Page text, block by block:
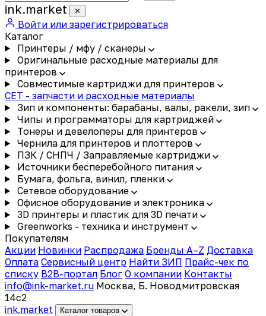
ink.market ✕
Войти или зарегистрироваться
Каталог
Принтеры / мфу / сканеры
Оригинальные расходные материалы для
принтеров
Совместимые картриджи для принтеров
CET - запчасти и расходные материалы
Зип и компоненты: барабаны, валы, ракели, зип
Чипы и программаторы для картриджей
Тонеры и девелоперы для принтеров
Чернила для принтеров и плоттеров
ПЗК / СНПЧ / Заправляемые картриджи
Источники бесперебойного питания
Бумага, фольга, винил, пленки
Сетевое оборудование
Офисное оборудование и электроника
3D принтеры и пластик для 3D печати
Greenworks - техника и инструмент
Покупателям
Акции Новинки Распродажа Бренды A–Z Доставка
Оплата Сервисный центр Найти ЗИП Прайс-чек по
списку B2B-портал Блог О компании Контакты
info@ink-market.ru Москва, Б. Новодмитровская
14с2
ink.market Каталог товаров